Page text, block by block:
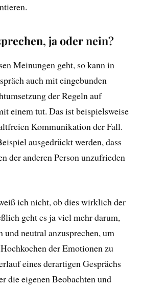
ja oder nein?
Meinungen geht, so kann in
auch mit eingebunden
der Regeln auf
einem tut. Das ist beispielsweise
Kommunikation der Fall.
ausgedrückt werden, dass
der anderen Person unzufrieden
ich nicht, ob dies wirklich der
geht es ja viel mehr darum,
und neutral anzusprechen, um
der Emotionen zu
eines derartigen Gesprächs
die eigenen Beobachten und